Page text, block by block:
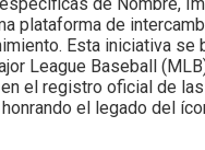
plataforma de
Esta iniciativa se
League Baseball
el registro oficial de
el legado del